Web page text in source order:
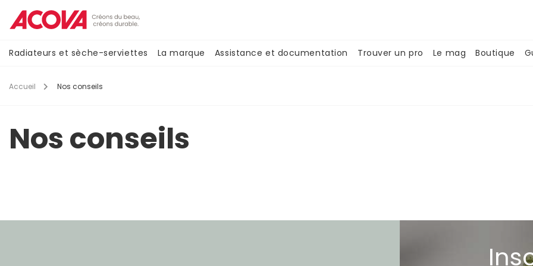
contenu
principale
Radiateurs et sèche-serviettes La marque Assistance et documentation Trouver un pro Le mag Boutique
Accueil Nos conseils
Nos conseils